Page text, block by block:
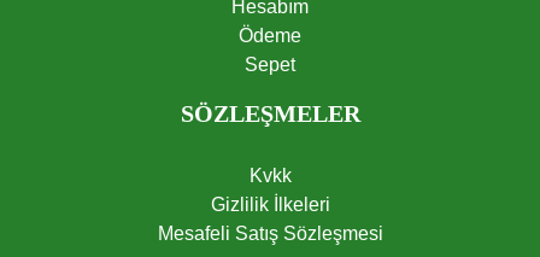
Hesabım
Ödeme
Sepet
SÖZLEŞMELER
Kvkk
Gizlilik İlkeleri
Mesafeli Satış Sözleşmesi